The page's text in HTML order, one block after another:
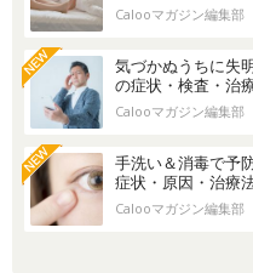
Calooマガジン編集部
気づかぬうちに失
の症状・検査・治
Calooマガジン編集部
手洗い＆消毒で予
症状・原因・治療
Calooマガジン編集部